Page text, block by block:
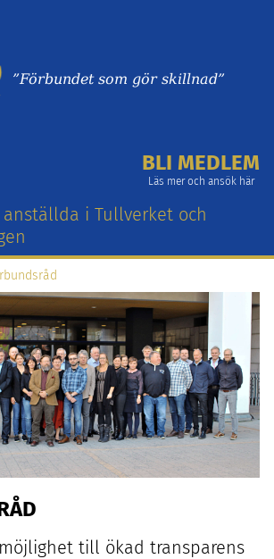
”Förbundet som gör skillnad”
BLI MEDLEM
Läs mer och ansök här
i Tullverket och
till ökad transparens